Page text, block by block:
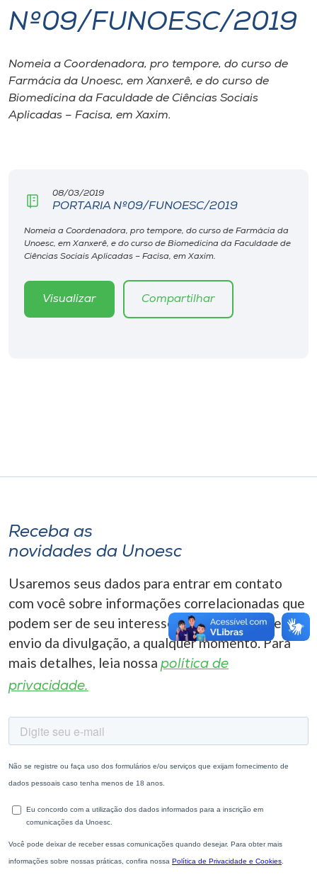
I.nova
Diplomados
Cultura
Biblioteca
Editora
Rádio
A+
Nº09/FUNOESC/2019
Nomeia a Coordenadora, pro tempore, do curso de
Farmácia da Unoesc, em Xanxerê, e do curso de
Biomedicina da Faculdade de Ciências Sociais
Aplicadas – Facisa, em Xaxim.
08/03/2019
PORTARIA Nº09/FUNOESC/2019
Nomeia a Coordenadora, pro tempore, do curso de Farmácia da
Unoesc, em Xanxerê, e do curso de Biomedicina da Faculdade de
Ciências Sociais Aplicadas – Facisa, em Xaxim.
Visualizar Compartilhar
Receba as
novidades da Unoesc
Usaremos seus dados para entrar em contato
com você sobre informações correlacionadas que
podem ser de seu interesse. Você pode cancelar o
envio da divulgação, a qualquer momento. Para
mais detalhes, leia nossa política de
privacidade.